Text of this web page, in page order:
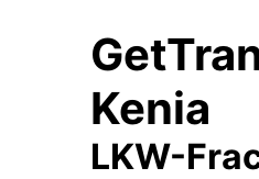
Kenia
LKW-